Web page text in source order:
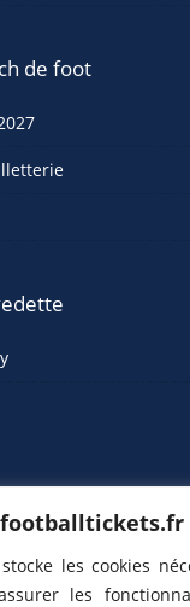
footballtickets.fr
les cookies
les
de foot
de Catalunya 38, 8, 1,
CIF : ES-B43945534